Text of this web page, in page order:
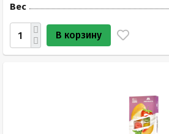
Вес
В корзину